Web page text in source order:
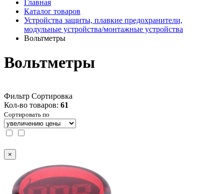
Главная
Каталог товаров
Устройства защиты, плавкие предохранители,
модульные устройства/монтажные устройства
Вольтметры
Вольтметры
Фильтр Сортировка
Кол-во товаров: 61
Сортировать по
×